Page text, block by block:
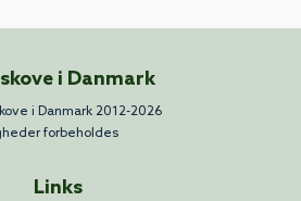
i Danmark
i Danmark 2012-2026
forbeholdes
Links